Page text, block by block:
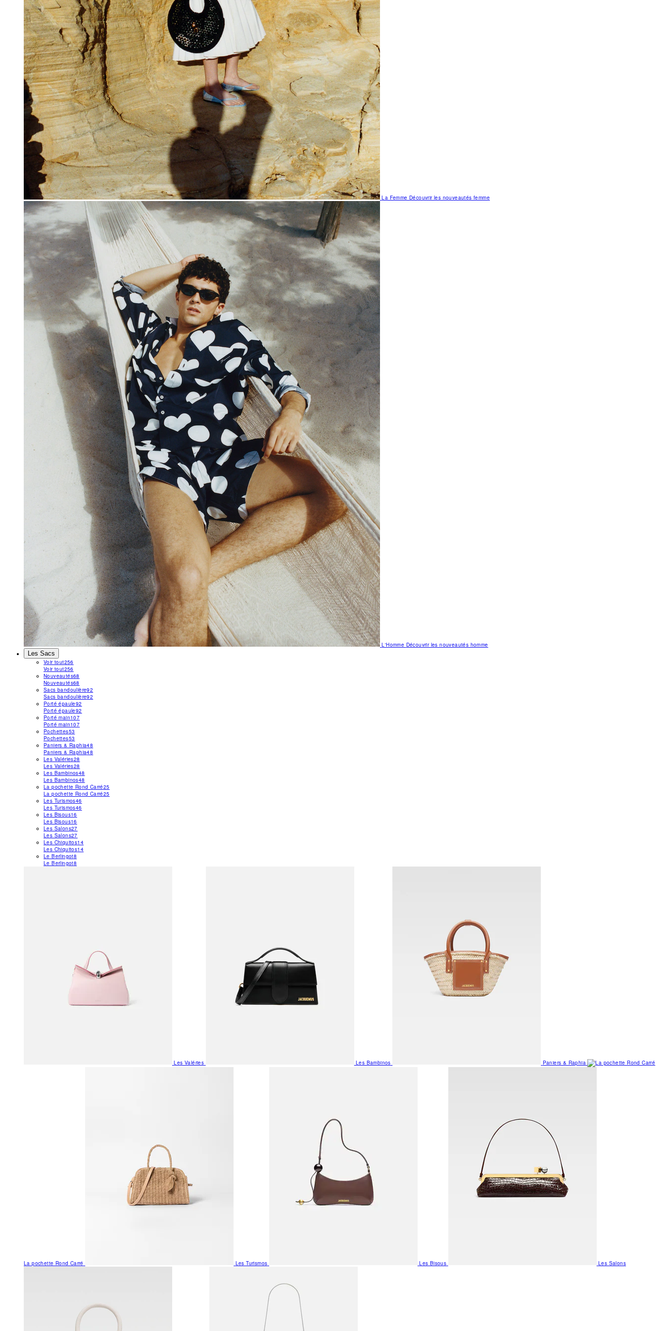
La FemmeDécouvrir les nouveautés femme
L'Homme Découvrir les nouveautés homme
Les Sacs
Voir tout256
Voir tout256
Nouveautés68
Nouveautés68
Sacs bandoulière92
Sacs bandoulière92
Porté épaule92
Porté épaule92
Porté main107
Porté main107
Pochettes53
Pochettes53
Paniers & Raphia48
Paniers & Raphia48
Les Valéries28
Les Valéries28
Les Bambinos48
Les Bambinos48
La pochette Rond Carré25
La pochette Rond Carré25
Les Turismos46
Les Turismos46
Les Bisous16
Les Bisous16
Les Salons27
Les Salons27
Les Chiquitos14
Les Chiquitos14
Le Berlingot8
Le Berlingot8
Les Valéries Les Bambinos Paniers & Raphia
La pochette Rond Carré Les Turismos Les Bisous Les Salons